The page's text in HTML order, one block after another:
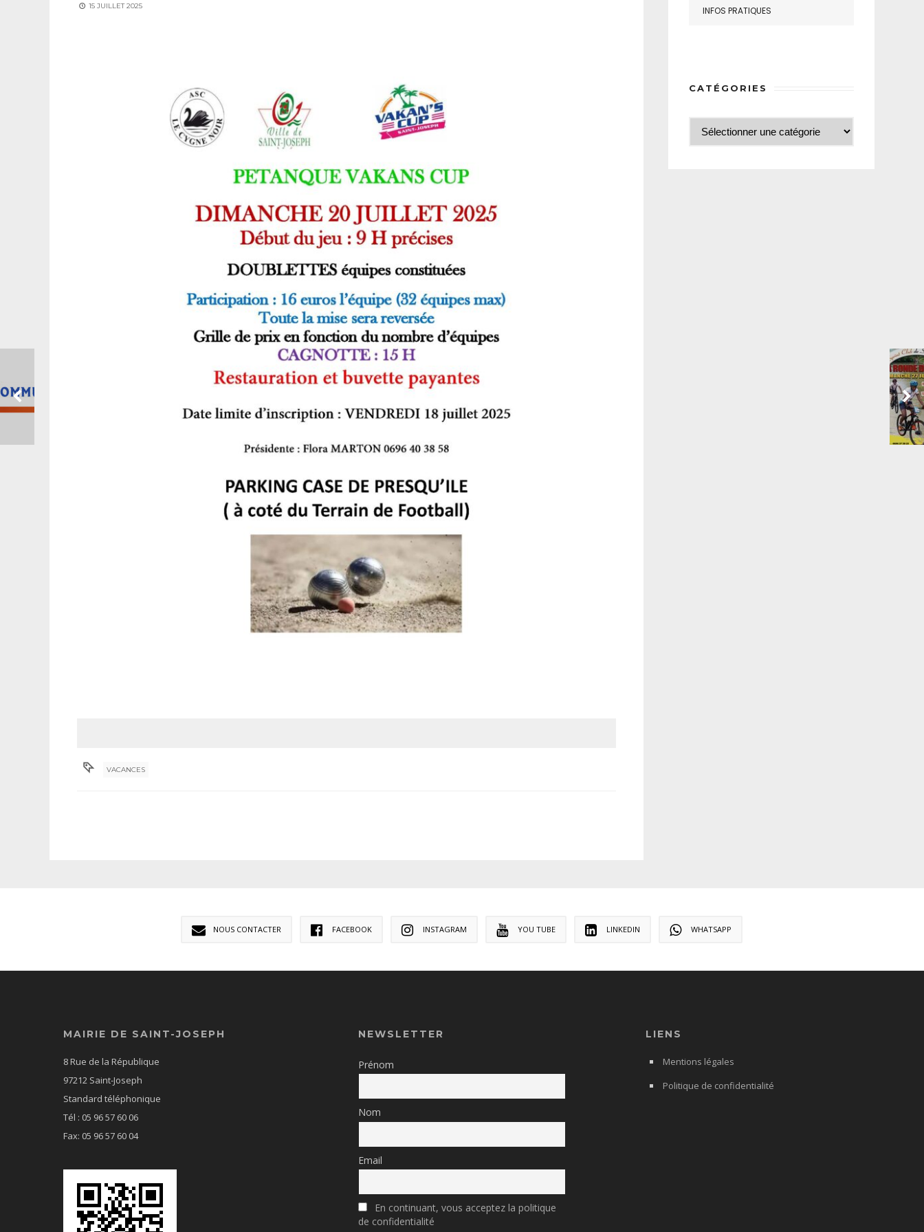
15 JUILLET 2025
VACANCES
INFOS PRATIQUES
CATÉGORIES
NOUS CONTACTER FACEBOOK INSTAGRAM YOU TUBE LINKEDIN WHATSAPP
MAIRIE DE SAINT-JOSEPH
8 Rue de la République
97212 Saint-Joseph
Standard téléphonique
Tél : 05 96 57 60 06
Fax: 05 96 57 60 04
NEWSLETTER
Prénom
Nom
Email
En continuant, vous acceptez la politique
de confidentialité
LIENS
Mentions légales
Politique de confidentialité